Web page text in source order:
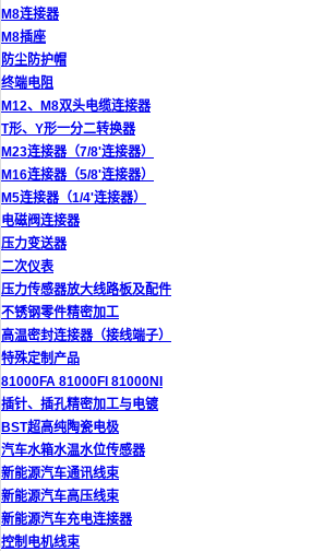
M8连接器
M8插座
防尘防护帽
终端电阻
M12、M8双头电缆连接器
T形、Y形一分二转换器
M23连接器（7/8'连接器）
M16连接器（5/8'连接器）
M5连接器（1/4'连接器）
电磁阀连接器
压力变送器
二次仪表
压力传感器放大线路板及配件
不锈钢零件精密加工
高温密封连接器（接线端子）
特殊定制产品
81000FA 81000FI 81000NI
插针、插孔精密加工与电镀
BST超高纯陶瓷电极
汽车水箱水温水位传感器
新能源汽车通讯线束
新能源汽车高压线束
新能源汽车充电连接器
控制电机线束